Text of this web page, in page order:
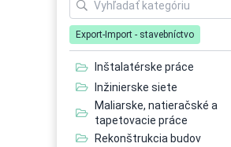
Export-Import - stavebníctvo
Inštalatérske práce
Inžinierske siete
Maliarske, natieračské a
tapetovacie práce
Rekonštrukcia budov